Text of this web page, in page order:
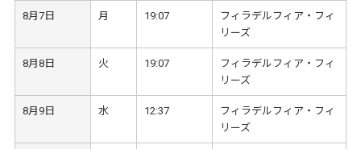
8月7日 月 19:07
フィラデルフィア・フィ
リーズ
8月8日 火 19:07
フィラデルフィア・フィ
リーズ
8月9日 水 12:37
フィラデルフィア・フィ
リーズ